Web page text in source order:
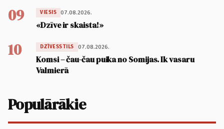
09 VIESIS 07.08.2026.
«Dzīve ir skaista!»
10 DZĪVESSTILS 07.08.2026.
Komsi – čau-čau puika no Somijas. Ik vasaru
Valmierā
Populārākie